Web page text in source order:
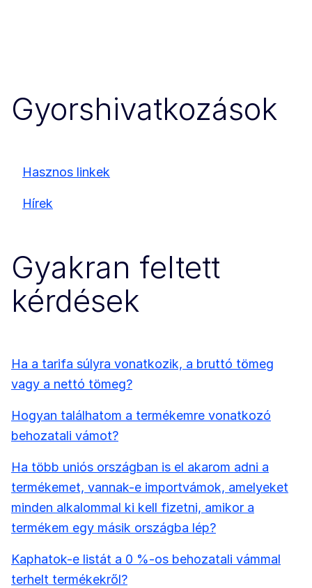
Gyorshivatkozások
Hasznos linkek
Hírek
Gyakran feltett
kérdések
Ha a tarifa súlyra vonatkozik, a bruttó tömeg
vagy a nettó tömeg?
Hogyan találhatom a termékemre vonatkozó
behozatali vámot?
Ha több uniós országban is el akarom adni a
termékemet, vannak-e importvámok, amelyeket
minden alkalommal ki kell fizetni, amikor a
termékem egy másik országba lép?
Kaphatok-e listát a 0 %-os behozatali vámmal
terhelt termékekről?